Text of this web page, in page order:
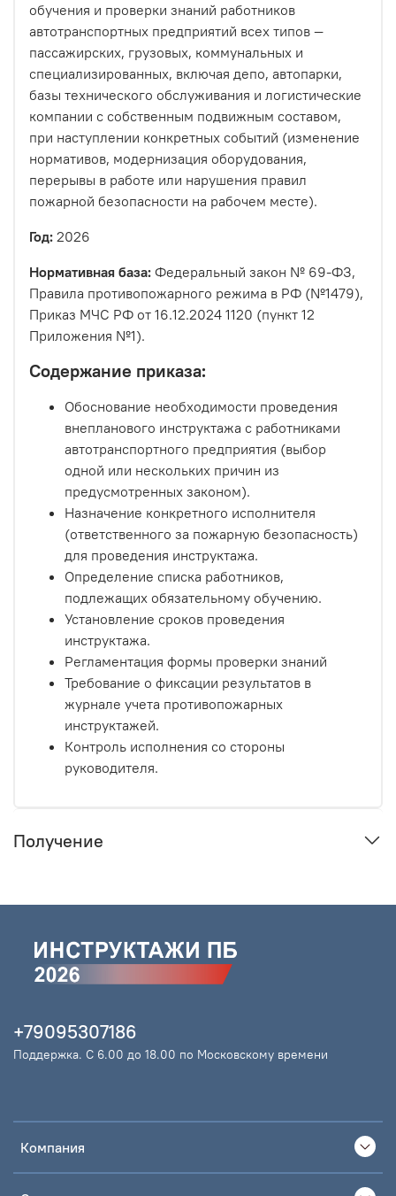
обучения и проверки знаний работников
автотранспортных предприятий всех типов —
пассажирских, грузовых, коммунальных и
специализированных, включая депо, автопарки,
базы технического обслуживания и логистические
компании с собственным подвижным составом,
при наступлении конкретных событий (изменение
нормативов, модернизация оборудования,
перерывы в работе или нарушения правил
пожарной безопасности на рабочем месте).
Год: 2026
Нормативная база: Федеральный закон № 69-ФЗ,
Правила противопожарного режима в РФ (№1479),
Приказ МЧС РФ от 16.12.2024 1120 (пункт 12
Приложения №1).
Содержание приказа:
Обоснование необходимости проведения
внепланового инструктажа с работниками
автотранспортного предприятия (выбор
одной или нескольких причин из
предусмотренных законом).
Назначение конкретного исполнителя
(ответственного за пожарную безопасность)
для проведения инструктажа.
Определение списка работников,
подлежащих обязательному обучению.
Установление сроков проведения
инструктажа.
Регламентация формы проверки знаний
Требование о фиксации результатов в
журнале учета противопожарных
инструктажей.
Контроль исполнения со стороны
руководителя.
Получение
Компания
+79095307186
Поддержка. С 6.00 до 18.00 по Московскому времени